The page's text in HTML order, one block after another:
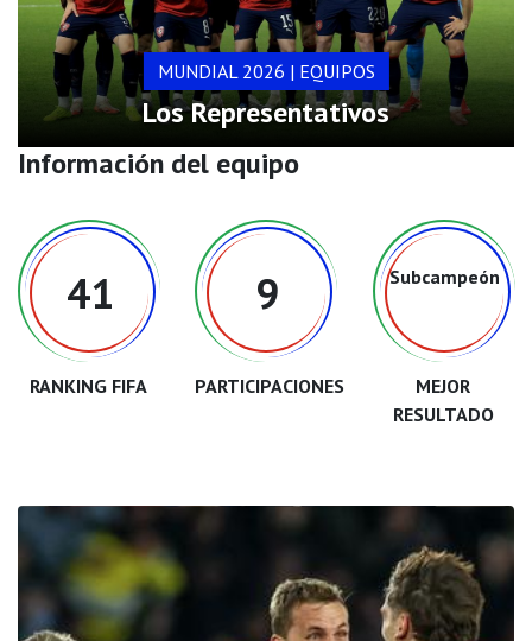
MUNDIAL 2026 | EQUIPOS
Los Representativos
Información del equipo
41
RANKING FIFA
9
PARTICIPACIONES
Subcampeón
MEJOR
RESULTADO